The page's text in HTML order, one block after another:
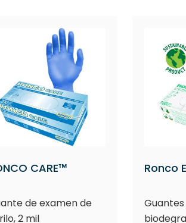
CARE™
de examen de
2 mil
Ronco